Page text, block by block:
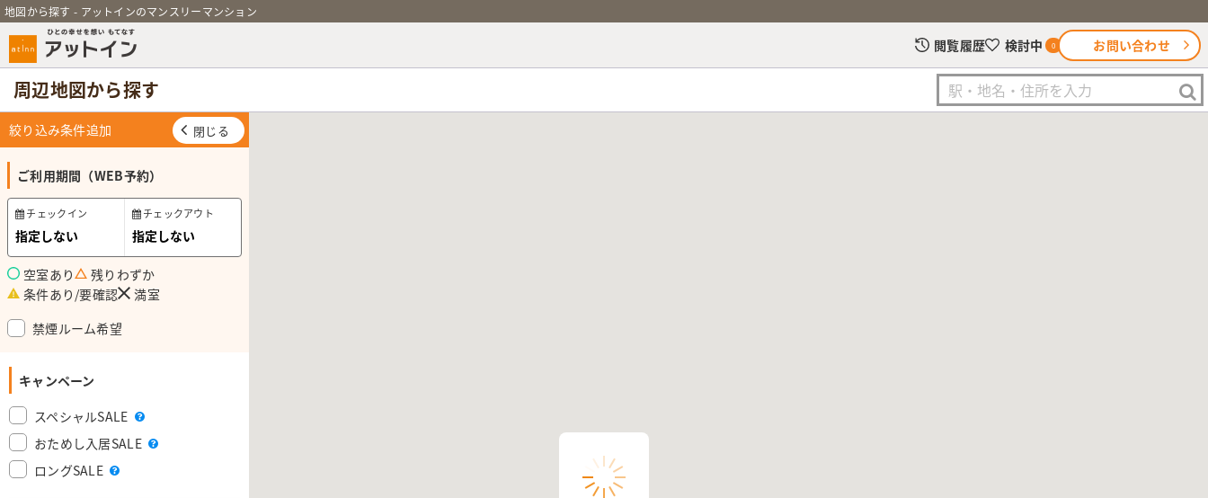
地図から探す - アットインのマンスリーマンション
閲覧履歴 検討中 0 お問い合わせ
周辺地図から探す
絞り込み条件追加 閉じる
ご利用期間（WEB予約）
チェックイン チェックアウト
空室あり
残りわずか
条件あり/要確認
満室
禁煙ルーム希望
キャンペーン
スペシャルSALE
おためし入居SALE
ロングSALE